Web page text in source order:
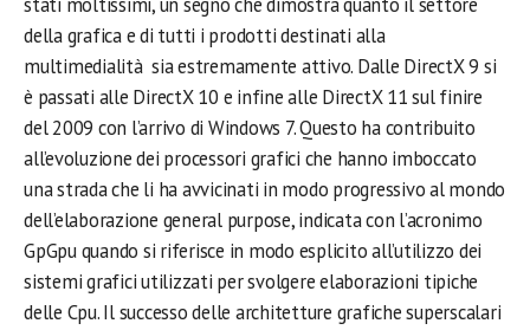
della grafica e di tutti i prodotti destinati alla
multimedialità sia estremamente attivo. Dalle DirectX 9 si
è passati alle DirectX 10 e infine alle DirectX 11 sul finire
del 2009 con l’arrivo di Windows 7. Questo ha contribuito
all’evoluzione dei processori grafici che hanno imboccato
una strada che li ha avvicinati in modo progressivo al mondo
dell’elaborazione general purpose, indicata con l’acronimo
GpGpu quando si riferisce in modo esplicito all’utilizzo dei
sistemi grafici utilizzati per svolgere elaborazioni tipiche
delle Cpu. Il successo delle architetture grafiche superscalari